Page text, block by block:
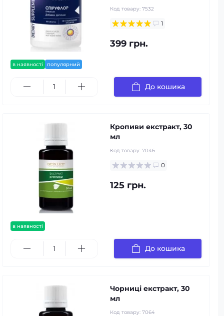
в наявності популярний
Код товару: 7532
1
399 грн.
До кошика
в наявності
Кропиви екстракт, 30
мл
Код товару: 7046
0
125 грн.
До кошика
Чорниці екстракт, 30
мл
Код товару: 7064